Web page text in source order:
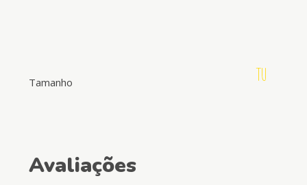
Tamanho TU
Avaliações